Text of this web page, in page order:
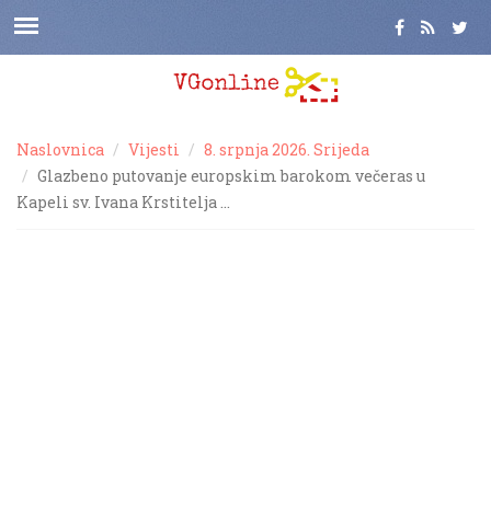
Naslovnica Vijesti
8. srpnja 2026. Srijeda
Glazbeno putovanje europskim barokom večeras u
Kapeli sv. Ivana Krstitelja …